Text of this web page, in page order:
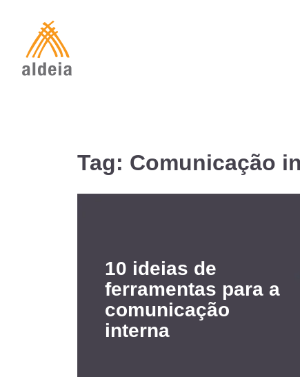
content
Tag: Comunicação
10 ideias de
ferramentas para a
comunicação
interna